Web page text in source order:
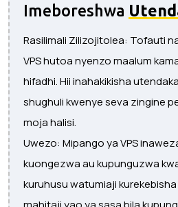
Imeboreshwa
Rasilimali Zilizojitolea: Tofauti
VPS hutoa nyenzo maalum
hifadhi. Hii inahakikisha
shughuli kwenye seva zingine
moja halisi.
Uwezo: Mipango ya VPS
kuongezwa au kupunguzwa
kuruhusu watumiaji